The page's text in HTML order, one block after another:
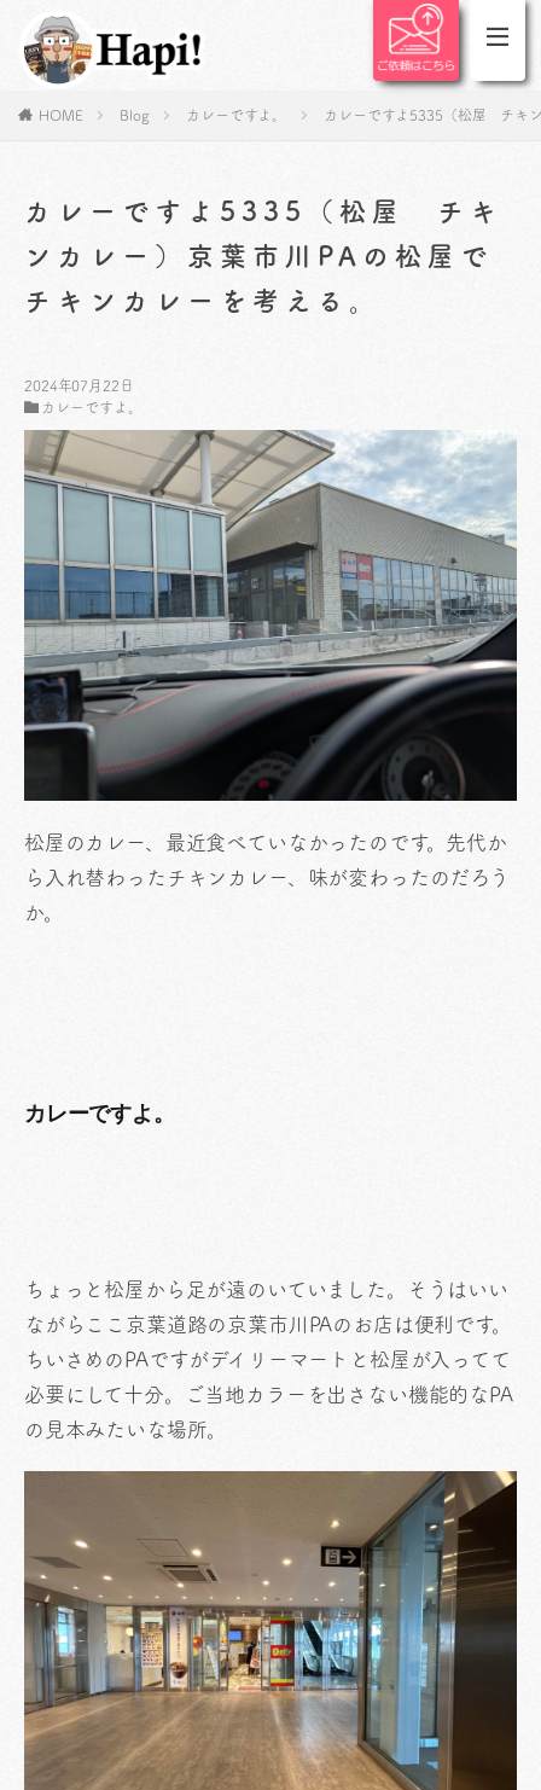
HOME Blog カレーですよ。 カレーですよ5335（松屋 チキ
カレーですよ5335（松屋 チキ
ンカレー）京葉市川PAの松屋で
チキンカレーを考える。
2024年07月22日
カレーですよ。
松屋のカレー、最近食べていなかったのです。先代か
ら入れ替わったチキンカレー、味が変わったのだろう
か。
カレーですよ。
ちょっと松屋から足が遠のいていました。そうはいい
ながらここ京葉道路の京葉市川PAのお店は便利です。
ちいさめのPAですがデイリーマートと松屋が入ってて
必要にして十分。ご当地カラーを出さない機能的なPA
の見本みたいな場所。